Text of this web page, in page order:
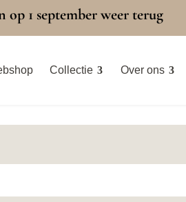
1 september weer terug
Collectie Over ons